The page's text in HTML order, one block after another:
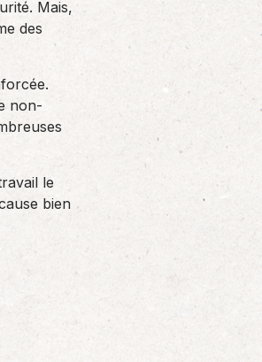
informatiques
de renforcer l’autonomie
dans la tenue de leur
Mais,
des
non-
le
bien